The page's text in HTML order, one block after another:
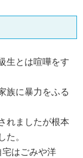
生とは喧嘩をす
族に暴力をふる
れましたが根本
た。
はごみや洋